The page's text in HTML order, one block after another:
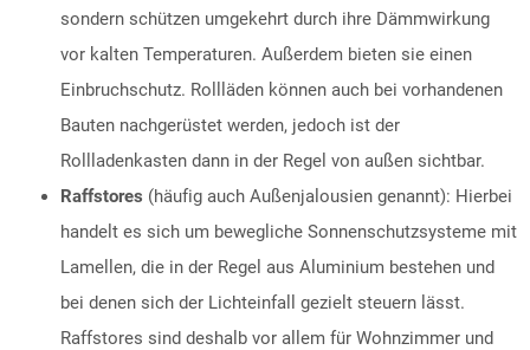
sondern schützen umgekehrt durch ihre Dämmwirkung
vor kalten Temperaturen. Außerdem bieten sie einen
Einbruchschutz. Rollläden können auch bei vorhandenen
Bauten nachgerüstet werden, jedoch ist der
Rollladenkasten dann in der Regel von außen sichtbar.
Raffstores (häufig auch Außenjalousien genannt): Hierbei
handelt es sich um bewegliche Sonnenschutzsysteme mit
Lamellen, die in der Regel aus Aluminium bestehen und
bei denen sich der Lichteinfall gezielt steuern lässt.
Raffstores sind deshalb vor allem für Wohnzimmer und